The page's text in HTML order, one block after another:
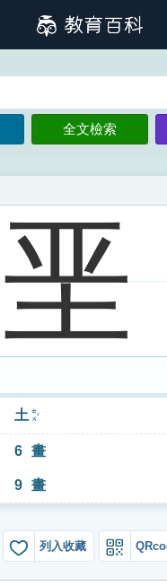
筆畫索引圖示
全文檢索
垩
土 ㄊㄨˇ
6 畫
9 畫
列入收藏